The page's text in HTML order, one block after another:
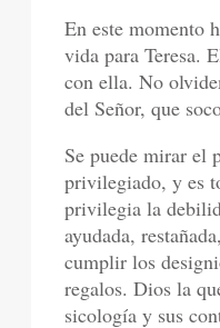
En este momento
vida para Teresa.
con ella. No
del Señor, que
Se puede mirar el
privilegiado, y es
privilegia la
ayudada,
cumplir los
regalos. Dios la
sicología y sus